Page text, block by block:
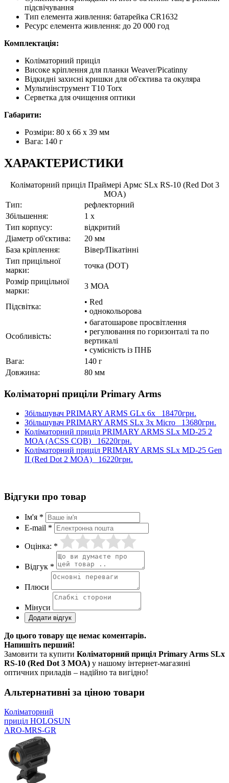
підсвічування
Тип елемента живлення: батарейка CR1632
Ресурс елемента живлення: до 20 000 год
Комплектація:
Коліматорний приціл
Високе кріплення для планки Weaver/Picatinny
Відкидні захисні кришки для об'єктива та окуляра
Мультиінструмент T10 Torx
Серветка для очищення оптики
Габарити:
Розміри: 80 x 66 x 39 мм
Вага: 140 г
ХАРАКТЕРИСТИКИ
Коліматорний приціл Праймері Армс SLx RS-10 (Red Dot 3
MOA)
Тип:
рефлекторний
Збільшення:
1 x
Тип корпусу:
відкритий
Діаметр об'єктива:
20 мм
База кріплення:
Вівер/Пікатінні
Тип прицільної
марки:
точка (DOT)
Розмір прицільної
марки:
3 МОА
Підсвітка:
• Red
• однокольорова
Особливість:
• багатошарове просвітлення
• регулювання по горизонталі та по
вертикалі
• сумісність із ПНБ
Вага:
140 г
Довжина:
80 мм
Коліматорні приціли Primary Arms
Збільшувач PRIMARY ARMS GLx 6x 18470грн.
Збільшувач PRIMARY ARMS SLx 3x Micro 13680грн.
Коліматорний приціл PRIMARY ARMS SLx MD-25 2
MOA (ACSS CQB) 16220грн.
Коліматорний приціл PRIMARY ARMS SLx MD-25 Gen
II (Red Dot 2 MOA) 16220грн.
Відгуки про товар
Ім'я *
E-mail *
Оцінка: *
Відгук *
Плюси
Мінуси
До цього товару ще немає коментарів.
Напишіть перший!
Замовити та купити Коліматорний приціл Primary Arms SLx
RS-10 (Red Dot 3 MOA) у нашому інтернет-магазині
оптичних приладів – надійно та вигідно!
Альтернативні за ціною товари
Коліматорний
приціл HOLOSUN
ARO-MRS-GR